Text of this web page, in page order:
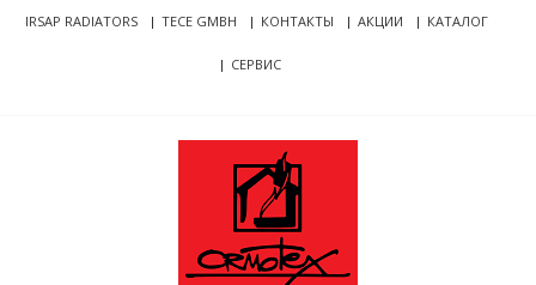
Skip
SkipIRSAP RADIATORS TECE GMBH КОНТАКТЫ АКЦИИ КАТАЛОГ
СЕРВИС